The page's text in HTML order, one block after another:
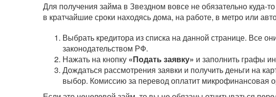
Для получения займа в Звездном вовсе не обязательно куда-то
в кратчайшие сроки находясь дома, на работе, в метро или
Выбрать кредитора из списка на данной странице. Все
законодательством РФ.
Нажать на кнопку «Подать заявку» и заполнить графы
Дождаться рассмотрения заявки и получить деньги на
выбор. Комиссию за перевод оплатит микрофинансовая